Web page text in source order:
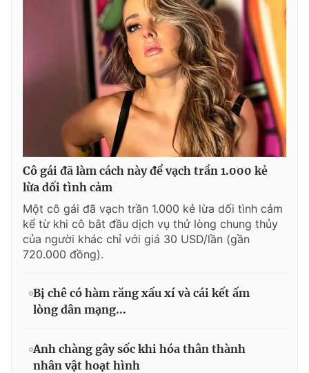
Cô gái đã làm cách này để vạch trần 1.000 kẻ
lừa dối tình cảm
Một cô gái đã vạch trần 1.000 kẻ lừa dối tình cảm
kể từ khi cô bắt đầu dịch vụ thử lòng chung thủy
của người khác chỉ với giá 30 USD/lần (gần
720.000 đồng).
Bị chê có hàm răng xấu xí và cái kết ấm
lòng dân mạng...
Anh chàng gây sốc khi hóa thân thành
nhân vật hoạt hình